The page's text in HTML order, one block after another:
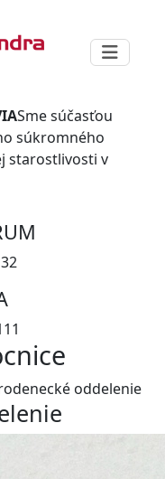
Sme súčasťou
súkromného
starostlivosti v
oddelenie